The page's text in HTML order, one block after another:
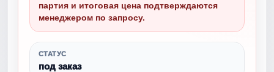
партия и итоговая цена подтверждаются
менеджером по запросу.
СТАТУС
под заказ